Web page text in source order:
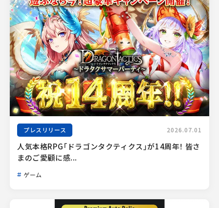
プレスリリース 2026.07.01
人気本格RPG「ドラゴンタクティクス」が14周年！ 皆さ
まのご愛顧に感...
ゲーム